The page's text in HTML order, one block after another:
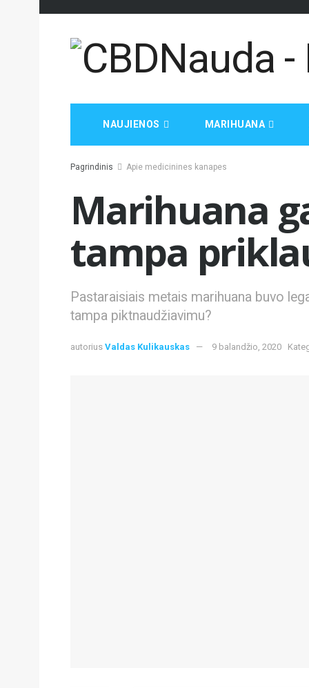
NAUJIENOS MARIHUANA
Pagrindinis Apie medicinines kanapes
Marihuana
tampa
Pastaraisiais metais marihuana buvo
tampa piktnaudžiavimu?
autorius Valdas Kulikauskas 9 balandžio, 2020